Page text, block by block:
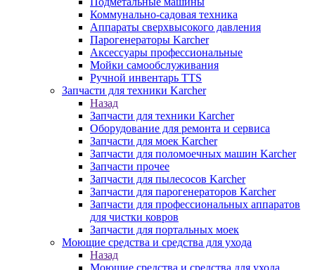
Коммунально-садовая техника
Аппараты сверхвысокого давления
Парогенераторы Karcher
Аксессуары профессиональные
Мойки самообслуживания
Ручной инвентарь TTS
Запчасти для техники Karcher
Назад
Запчасти для техники Karcher
Оборудование для ремонта и сервиса
Запчасти для моек Karcher
Запчасти для поломоечных машин Karcher
Запчасти прочее
Запчасти для пылесосов Karcher
Запчасти для парогенераторов Karcher
Запчасти для профессиональных аппаратов
для чистки ковров
Запчасти для портальных моек
Моющие средства и средства для ухода
Назад
Моющие средства и средства для ухода